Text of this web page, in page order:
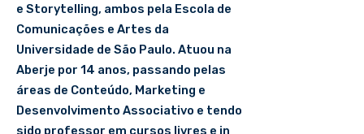
e Storytelling, ambos pela Escola de
Comunicações e Artes da
Universidade de São Paulo. Atuou na
Aberje por 14 anos, passando pelas
áreas de Conteúdo, Marketing e
Desenvolvimento Associativo e tendo
sido professor em cursos livres e in